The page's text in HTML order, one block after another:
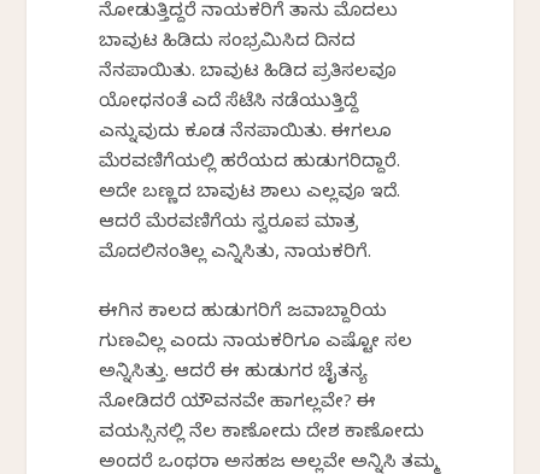
ನೋಡುತ್ತಿದ್ದರೆ ನಾಯಕರಿಗೆ ತಾನು ಮೊದಲು
ಬಾವುಟ ಹಿಡಿದು ಸಂಭ್ರಮಿಸಿದ ದಿನದ
ನೆನಪಾಯಿತು. ಬಾವುಟ ಹಿಡಿದ ಪ್ರತಿಸಲವೂ
ಯೋಧನಂತೆ ಎದೆ ಸೆಟೆಸಿ ನಡೆಯುತ್ತಿದ್ದೆ
ಎನ್ನುವುದು ಕೂಡ ನೆನಪಾಯಿತು. ಈಗಲೂ
ಮೆರವಣಿಗೆಯಲ್ಲಿ ಹರೆಯದ ಹುಡುಗರಿದ್ದಾರೆ.
ಅದೇ ಬಣ್ಣದ ಬಾವುಟ ಶಾಲು ಎಲ್ಲವೂ ಇದೆ.
ಆದರೆ ಮೆರವಣಿಗೆಯ ಸ್ವರೂಪ ಮಾತ್ರ
ಮೊದಲಿನಂತಿಲ್ಲ ಎನ್ನಿಸಿತು, ನಾಯಕರಿಗೆ.
ಈಗಿನ ಕಾಲದ ಹುಡುಗರಿಗೆ ಜವಾಬ್ದಾರಿಯ
ಗುಣವಿಲ್ಲ ಎಂದು ನಾಯಕರಿಗೂ ಎಷ್ಟೋ ಸಲ
ಅನ್ನಿಸಿತ್ತು. ಆದರೆ ಈ ಹುಡುಗರ ಚೈತನ್ಯ
ನೋಡಿದರೆ ಯೌವನವೇ ಹಾಗಲ್ಲವೇ? ಈ
ವಯಸ್ಸಿನಲ್ಲಿ ನೆಲ ಕಾಣೋದು ದೇಶ ಕಾಣೋದು
ಅಂದರೆ ಒಂಥರಾ ಅಸಹಜ ಅಲ್ಲವೇ ಅನ್ನಿಸಿ ತಮ್ಮ